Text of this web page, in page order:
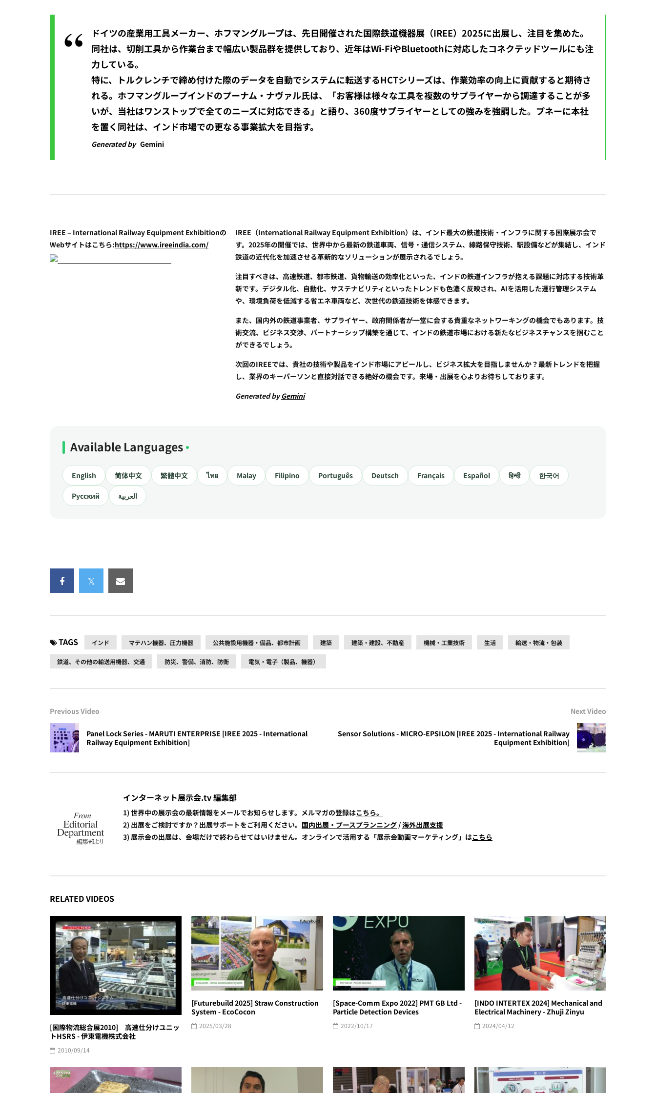
ドイツの産業用工具メーカー、ホフマングループは、先日開催された国際鉄道機器展（IREE）2025に出展し、注目を集めた。
同社は、切削工具から作業台まで幅広い製品群を提供しており、近年はWi-FiやBluetoothに対応したコネクテッドツールにも注
力している。
特に、トルクレンチで締め付けた際のデータを自動でシステムに転送するHCTシリーズは、作業効率の向上に貢献すると期待さ
れる。ホフマングループインドのプーナム・ナヴァル氏は、「お客様は様々な工具を複数のサプライヤーから調達することが多
いが、当社はワンストップで全てのニーズに対応できる」と語り、360度サプライヤーとしての強みを強調した。プネーに本社
を置く同社は、インド市場での更なる事業拡大を目指す。
Generated by Gemini
IREE – International Railway Equipment Exhibitionの
Webサイトはこちら:https://www.ireeindia.com/
IREE（International Railway Equipment Exhibition）は、インド最大の鉄道技術・インフラに関する国際展示会で
す。2025年の開催では、世界中から最新の鉄道車両、信号・通信システム、線路保守技術、駅設備などが集結し、インド
鉄道の近代化を加速させる革新的なソリューションが展示されるでしょう。
注目すべきは、高速鉄道、都市鉄道、貨物輸送の効率化といった、インドの鉄道インフラが抱える課題に対応する技術革
新です。デジタル化、自動化、サステナビリティといったトレンドも色濃く反映され、AIを活用した運行管理システム
や、環境負荷を低減する省エネ車両など、次世代の鉄道技術を体感できます。
また、国内外の鉄道事業者、サプライヤー、政府関係者が一堂に会する貴重なネットワーキングの機会でもあります。技
術交流、ビジネス交渉、パートナーシップ構築を通じて、インドの鉄道市場における新たなビジネスチャンスを掴むこと
ができるでしょう。
次回のIREEでは、貴社の技術や製品をインド市場にアピールし、ビジネス拡大を目指しませんか？最新トレンドを把握
し、業界のキーパーソンと直接対話できる絶好の機会です。来場・出展を心よりお待ちしております。
Generated byGemini
Available Languages
English 简体中文 繁體中文 ไทย Malay Filipino Português Deutsch Français Español हिन्दी 한국어
Русский العربية
TAGS インド マテハン機器、圧力機器 公共施設用機器・備品、都市計画 建築 建築・建設、不動産 機械・工業技術 生活 輸送・物流・包装
鉄道、その他の輸送用機器、交通 防災、警備、消防、防衛 電気・電子（製品、機器）
Previous Video
Panel Lock Series - MARUTI ENTERPRISE [IREE 2025 - International
Railway Equipment Exhibition]
Next Video
Sensor Solutions - MICRO-EPSILON [IREE 2025 - International Railway
Equipment Exhibition]
インターネット展示会.tv 編集部
1) 世界中の展示会の最新情報をメールでお知らせします。メルマガの登録はこちら。
2) 出展をご検討ですか？出展サポートをご利用ください。 国内出展・ブースプランニング /海外出展支援
3) 展示会の出展は、会場だけで終わらせてはいけません。オンラインで活用する「展示会動画マーケティング」はこちら
RELATED VIDEOS
[国際物流総合展2010] 高速仕分けユニッ
トHSRS - 伊東電機株式会社
2010/09/14
[Futurebuild 2025] Straw Construction
System - EcoCocon
2025/03/28
[Space-Comm Expo 2022] PMT GB Ltd -
Particle Detection Devices
2022/10/17
[INDO INTERTEX 2024] Mechanical and
Electrical Machinery - Zhuji Zinyu
2024/04/12